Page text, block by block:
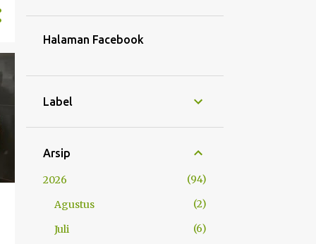
Halaman Facebook
Label
Arsip
2026
94
Agustus
2
Juli
6